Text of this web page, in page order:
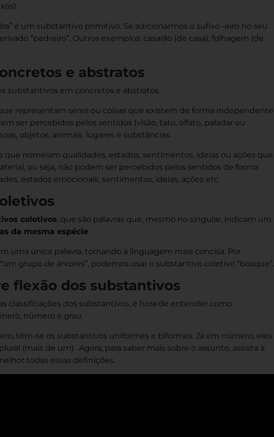
é um substantivo primitivo. Se adicionarmos o sufixo -eiro no seu
“pedreiro”. Outros exemplos: casarão (de casa), folhagem (de
e abstratos
substantivos em concretos e abstratos.
representam seres ou coisas que existem de forma independente
ser percebidos pelos sentidos (visão, tato, olfato, paladar ou
objetos, animais, lugares e substâncias.
que nomeiam qualidades, estados, sentimentos, ideias ou ações que
ou seja, não podem ser percebidos pelos sentidos de forma
estados emocionais, sentimentos, ideias, ações etc.
coletivos, que são palavras que, mesmo no singular, indicam um
da mesma espécie.
uma única palavra, tornando a linguagem mais concisa. Por
grupo de árvores”, podemos usar o substantivo coletivo “bosque”.
flexão dos substantivos
classificações dos substantivos, é hora de entender como
número e grau.
têm-se os substantivos uniformes e biformes. Já em número, eles
(mais de um). Agora, para saber mais sobre o assunto, assista à
todas essas definições.